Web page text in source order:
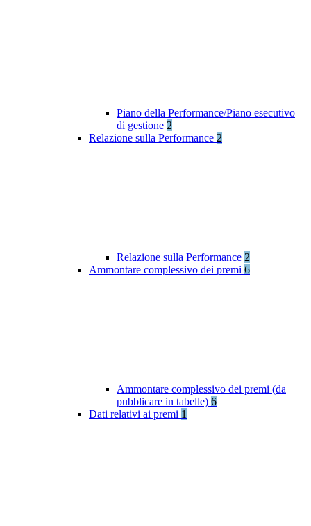
Piano della Performance/Piano esecutivo
di gestione 2
Relazione sulla Performance 2
Relazione sulla Performance 2
Ammontare complessivo dei premi 6
Ammontare complessivo dei premi (da
pubblicare in tabelle) 6
Dati relativi ai premi 1